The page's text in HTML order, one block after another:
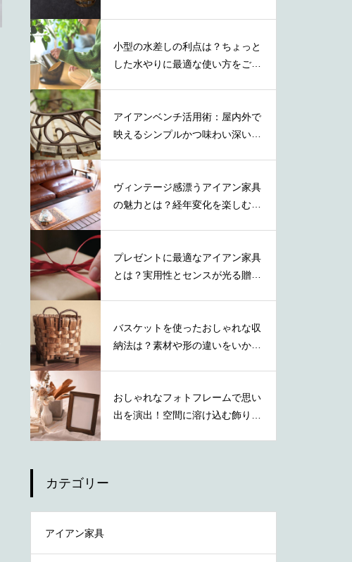
小型の水差しの利点は？ちょっと
した水やりに最適な使い方をご紹
アイアンベンチ活用術：屋内外で
映えるシンプルかつ味わい深い取
ヴィンテージ感漂うアイアン家具
の魅力とは？経年変化を楽しむ秘
プレゼントに最適なアイアン家具
とは？実用性とセンスが光る贈り
バスケットを使ったおしゃれな収
納法は？素材や形の違いをいかし
おしゃれなフォトフレームで思い
出を演出！空間に溶け込む飾り方
カテゴリー
アイアン家具